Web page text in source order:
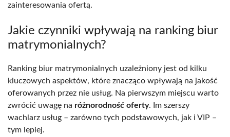
zainteresowania ofertą.
Jakie czynniki wpływają na ranking biur
matrymonialnych?
Ranking biur matrymonialnych uzależniony jest od kilku
kluczowych aspektów, które znacząco wpływają na jakość
oferowanych przez nie usług. Na pierwszym miejscu warto
zwrócić uwagę na różnorodność oferty. Im szerszy
wachlarz usług – zarówno tych podstawowych, jak i VIP –
tym lepiej.